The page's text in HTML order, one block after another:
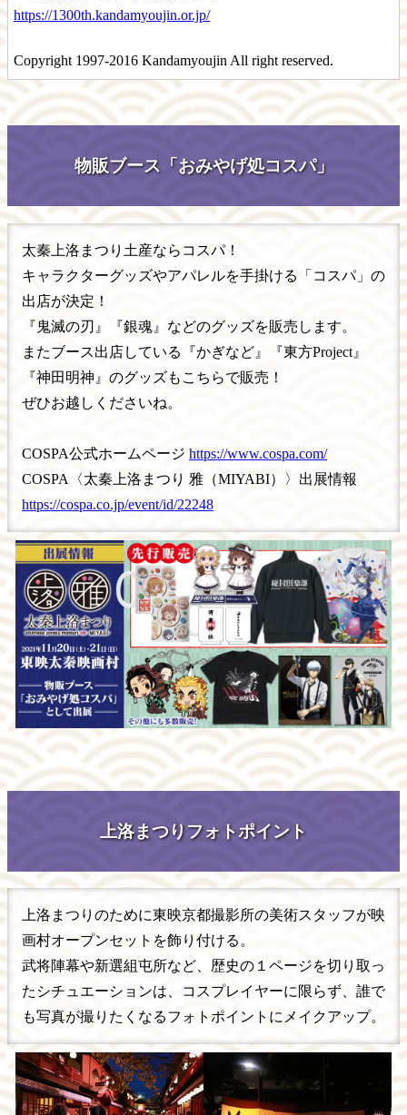
https://1300th.kandamyoujin.or.jp/
Copyright 1997-2016 Kandamyoujin All right reserved.
物販ブース「おみやげ処コスパ」
太秦上洛まつり土産ならコスパ！
キャラクターグッズやアパレルを手掛ける「コスパ」の
出店が決定！
『鬼滅の刃』『銀魂』などのグッズを販売します。
またブース出店している『かぎなど』『東方Project』
『神田明神』のグッズもこちらで販売！
ぜひお越しくださいね。
COSPA公式ホームページ https://www.cospa.com/
COSPA〈太秦上洛まつり 雅（MIYABI）〉出展情報
https://cospa.co.jp/event/id/22248
上洛まつりフォトポイント
上洛まつりのために東映京都撮影所の美術スタッフが映
画村オープンセットを飾り付ける。
武将陣幕や新選組屯所など、歴史の１ページを切り取っ
たシチュエーションは、コスプレイヤーに限らず、誰で
も写真が撮りたくなるフォトポイントにメイクアップ。